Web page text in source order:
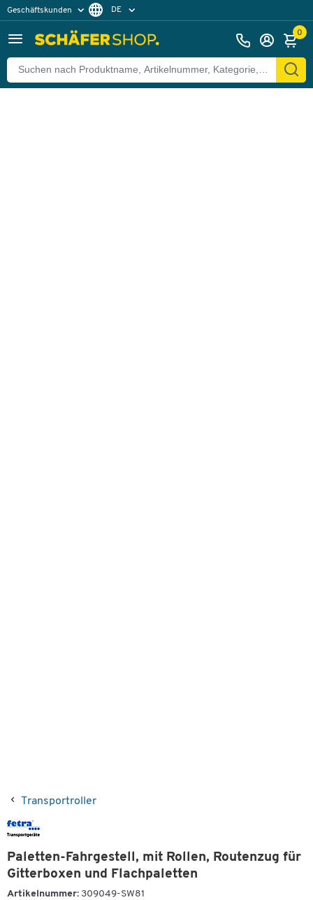
Geschäftskunden DE
0
Transportroller
Paletten-Fahrgestell, mit Rollen, Routenzug für
Gitterboxen und Flachpaletten
Artikelnummer: 309049-SW81
Zurück